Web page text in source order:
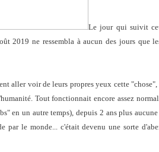
Le jour qui suivit
2019 ne ressembla à aucun des jours que
aller voir de leurs propres yeux cette
Tout fonctionnait encore assez
en un autre temps), depuis 2 ans plus
par le monde... c'était devenu une sorte